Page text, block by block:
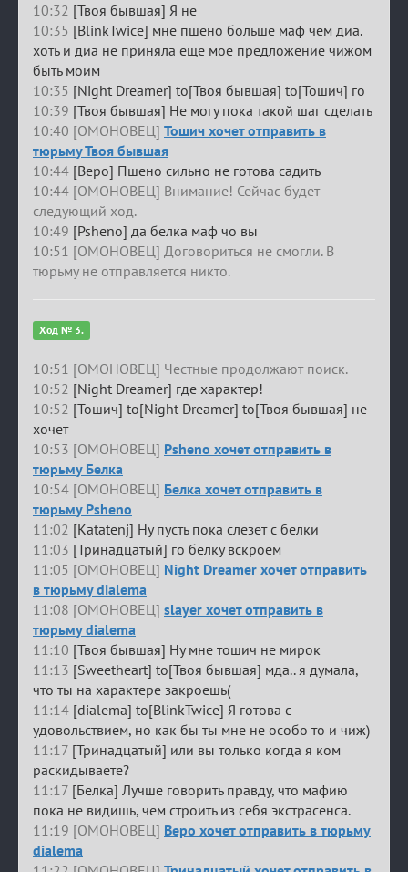
10:32 [Твоя бывшая] Я не
10:35 [BlinkTwice] мне пшено больше маф чем диа.
хоть и диа не приняла еще мое предложение чижом
быть моим
10:35 [Night Dreamer] to[Твоя бывшая] to[Тошич] го
10:39 [Твоя бывшая] Не могу пока такой шаг сделать
10:40 [ОМОНОВЕЦ] Тошич хочет отправить в
тюрьму Твоя бывшая
10:44 [Веро] Пшено сильно не готова садить
10:44 [ОМОНОВЕЦ] Внимание! Сейчас будет
следующий ход.
10:49 [Psheno] да белка маф чо вы
10:51 [ОМОНОВЕЦ] Договориться не смогли. В
тюрьму не отправляется никто.
Ход № 3.
10:51 [ОМОНОВЕЦ] Честные продолжают поиск.
10:52 [Night Dreamer] где характер!
10:52 [Тошич] to[Night Dreamer] to[Твоя бывшая] не
хочет
10:53 [ОМОНОВЕЦ] Psheno хочет отправить в
тюрьму Белка
10:54 [ОМОНОВЕЦ] Белка хочет отправить в
тюрьму Psheno
11:02 [Katatenj] Ну пусть пока слезет с белки
11:03 [Тринадцатый] го белку вскроем
11:05 [ОМОНОВЕЦ] Night Dreamer хочет отправить
в тюрьму dialema
11:08 [ОМОНОВЕЦ] slayer хочет отправить в
тюрьму dialema
11:10 [Твоя бывшая] Ну мне тошич не мирок
11:13 [Sweetheart] to[Твоя бывшая] мда.. я думала,
что ты на характере закроешь(
11:14 [dialema] to[BlinkTwice] Я готова с
удовольствием, но как бы ты мне не особо то и чиж)
11:17 [Тринадцатый] или вы только когда я ком
раскидываете?
11:17 [Белка] Лучше говорить правду, что мафию
пока не видишь, чем строить из себя экстрасенса.
11:19 [ОМОНОВЕЦ] Веро хочет отправить в тюрьму
dialema